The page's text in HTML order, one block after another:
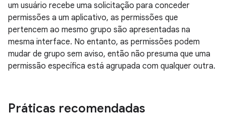
um usuário recebe uma solicitação para conceder
permissões a um aplicativo, as permissões que
pertencem ao mesmo grupo são apresentadas na
mesma interface. No entanto, as permissões podem
mudar de grupo sem aviso, então não presuma que uma
permissão específica está agrupada com qualquer outra.
Práticas recomendadas